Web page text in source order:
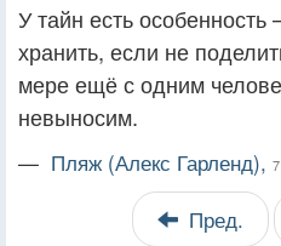
У тайн есть
хранить, если не
мере ещё с одним
невыносим.
— Пляж (Алекс Гарленд),
Пред.